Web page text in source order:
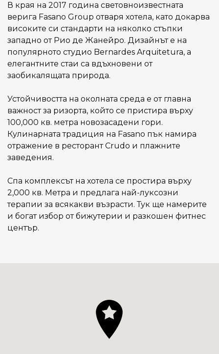
В края на 2017 година световноизвестната
верига Fasano Group отваря хотела, като докарва
високите си стандарти на няколко стъпки
западно от Рио де Жанейро. Дизайнът е на
популярното студио Bernardes Arquitetura, а
елегантните стаи са вдъхновени от
заобикалящата природа.
Устойчивостта на околната среда е от главна
важност за ризорта, който се пристира върху
100,000 кв. метра новозасадени гори.
Кулинарната традиция на Fasano пък намира
отражение в ресторант Crudo и плажните
заведения.
Спа комплексът на хотела се простира върху
2,000 кв. Метра и предлага най-луксозни
терапии за всякакви възрасти. Тук ще намерите
и богат избор от бижутерии и разкошен фитнес
център.